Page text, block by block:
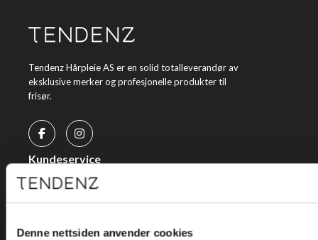
Denne nettsiden anvender cookies
Tendenz Hårpleie AS er en solid totalleverandør av
eksklusive merker og profesjonelle produkter til
frisør.
Kundeservice
Kjøpsvilkår
Personvern